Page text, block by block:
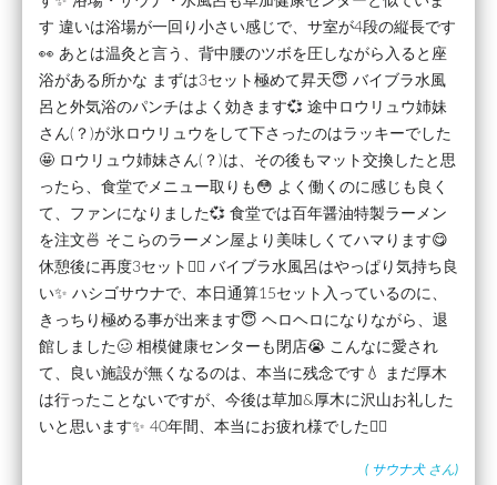
す 違いは浴場が一回り小さい感じで、サ室が4段の縦長です
👀 あとは温灸と言う、背中腰のツボを圧しながら入ると座
浴がある所かな まずは3セット極めて昇天😇 バイブラ水風
呂と外気浴のパンチはよく効きます💞 途中ロウリュウ姉妹
さん(？)が氷ロウリュウをして下さったのはラッキーでした
🤩 ロウリュウ姉妹さん(？)は、その後もマット交換したと思
ったら、食堂でメニュー取りも😳 よく働くのに感じも良く
て、ファンになりました💞 食堂では百年醤油特製ラーメン
を注文🍜 そこらのラーメン屋より美味しくてハマります😋
休憩後に再度3セット🧖‍♂️ バイブラ水風呂はやっぱり気持ち良
い✨ ハシゴサウナで、本日通算15セット入っているのに、
きっちり極める事が出来ます😇 ヘロヘロになりながら、退
館しました🥴 相模健康センターも閉店😭 こんなに愛され
て、良い施設が無くなるのは、本当に残念です💧 まだ厚木
は行ったことないですが、今後は草加&厚木に沢山お礼した
いと思います✨ 40年間、本当にお疲れ様でした🙇‍♂️
( サウナ犬 さん)